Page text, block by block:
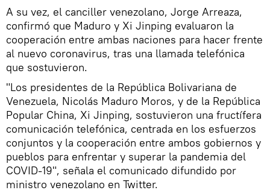
A su vez, el canciller venezolano, Jorge Arreaza,
confirmó que Maduro y Xi Jinping evaluaron la
cooperación entre ambas naciones para hacer frente
al nuevo coronavirus, tras una llamada telefónica
que sostuvieron.
"Los presidentes de la República Bolivariana de
Venezuela, Nicolás Maduro Moros, y de la República
Popular China, Xi Jinping, sostuvieron una fructífera
comunicación telefónica, centrada en los esfuerzos
conjuntos y la cooperación entre ambos gobiernos y
pueblos para enfrentar y superar la pandemia del
COVID-19", señala el comunicado difundido por
ministro venezolano en Twitter.